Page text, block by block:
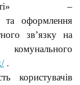
–
оформлення
зв’язку на
.
користувачів